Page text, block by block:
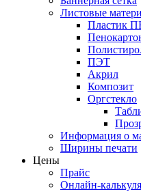
Листовые
Пластик
ПЭТ
Акрил
Композит
Оргстекло
Информация о
Ширины печати
Цены
Прайс
Онлайн-